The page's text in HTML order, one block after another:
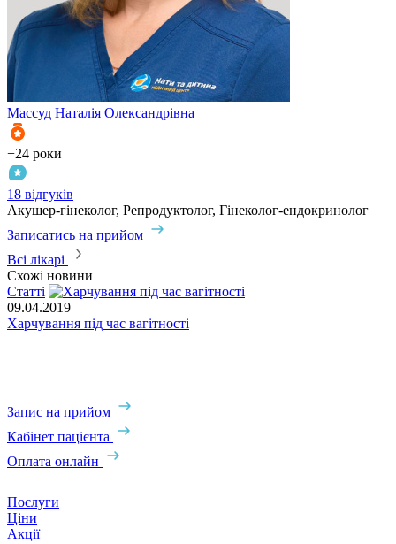
Массуд Наталія Олександрівна
+24 роки
18 відгуків
Акушер-гінеколог, Репродуктолог, Гінеколог-ендокринолог
Записатись на прийом
Всі лікарі
Схожі новини
Статті
09.04.2019
Харчування під час вагітності
Запис на прийом
Кабінет пацієнта
Оплата онлайн
Послуги
Ціни
Акції